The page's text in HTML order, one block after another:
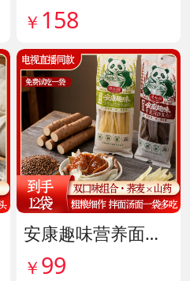
￥ 158
安康趣味营养面皮超值组 货号142087
￥ 99